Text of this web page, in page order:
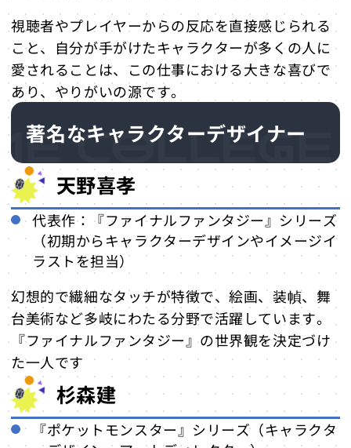
視聴者やプレイヤーからの反応を直接感じられる
こと、自分が手がけたキャラクターが多くの人に
愛されることは、この仕事における大きな喜びで
あり、やりがいの源です。
著名なキャラクターデザイナー
天野喜孝
代表作：『ファイナルファンタジー』シリーズ
（初期からキャラクターデザインやイメージイ
ラストを担当）
幻想的で繊細なタッチが特徴で、絵画、装幀、舞
台美術など多岐にわたる分野で活躍しています。
『ファイナルファンタジー』の世界観を決定づけ
た一人です
杉森建
『ポケットモンスター』シリーズ（キャラクタ